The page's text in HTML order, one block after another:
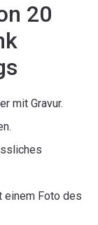
20
mit Gravur.
einem Foto des